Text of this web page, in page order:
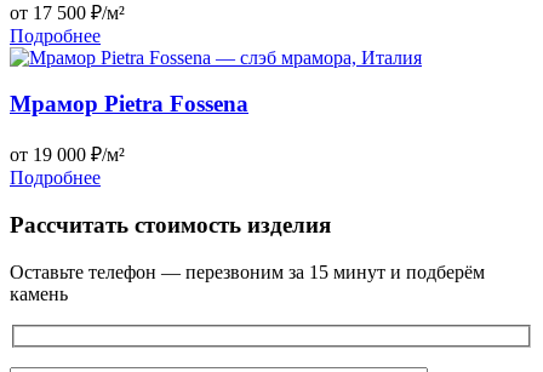
от 17 500 ₽/м²
Подробнее
Мрамор Pietra Fossena
от 19 000 ₽/м²
Подробнее
Рассчитать стоимость изделия
Оставьте телефон — перезвоним за 15 минут и подберём
камень